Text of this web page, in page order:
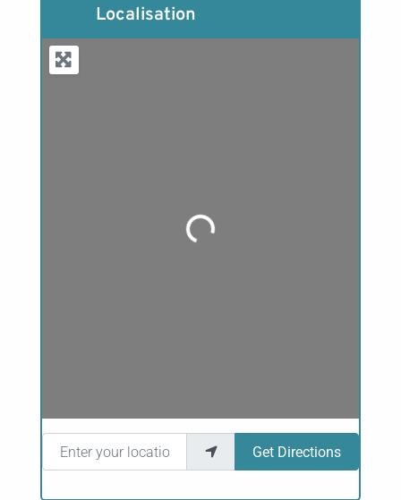
Localisation
Loading...
Enter your location
Get Directions